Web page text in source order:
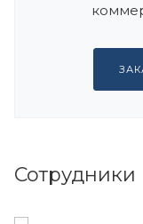
Сотрудники